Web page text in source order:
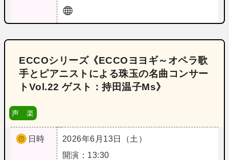
ECCOシリーズ《ECCOヨヨギ～オペラ歌
手とピアニストによる珠玉の名曲コンサー
トVol.22 ゲスト：持田温子Ms》
声 楽
日時
2026年6月13日（土）
開演：13:30